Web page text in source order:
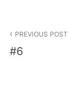
PREVIOUS POST
#6